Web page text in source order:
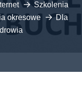
Szkolenia
okresowe
Dla